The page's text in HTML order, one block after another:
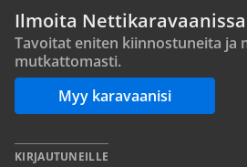
Ilmoita
Tavoitat eniten kiinnostuneita ja
mutkattomasti.
Myy karavaanisi
KIRJAUTUNEILLE